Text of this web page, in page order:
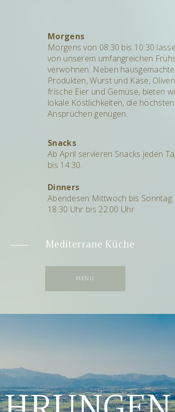
Morgens
Morgens von 08:30 bis 10:30
von unserem umfangreichen
verwöhnen. Neben
Produkten, Wurst und Käse,
frische Eier und Gemüse, bieten
lokale Köstlichkeiten, die höchsten
Ansprüchen genügen.
Snacks
Ab April servieren Snacks jeden
bis 14:30.
Dinners
Abendesen Mittwoch bis
18:30 Uhr bis 22:00 Uhr
Mediterrane Küche
MENU